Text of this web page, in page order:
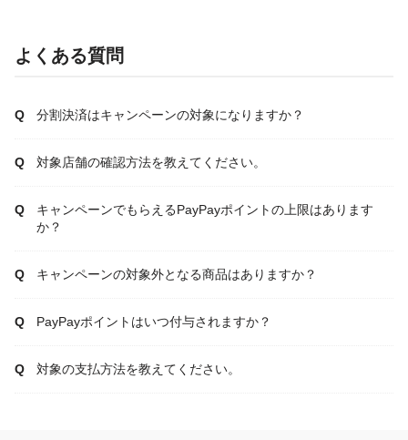
よくある質問
分割決済はキャンペーンの対象になりますか？
対象店舗の確認方法を教えてください。
キャンペーンでもらえるPayPayポイントの上限はあります
か？
キャンペーンの対象外となる商品はありますか？
PayPayポイントはいつ付与されますか？
対象の支払方法を教えてください。